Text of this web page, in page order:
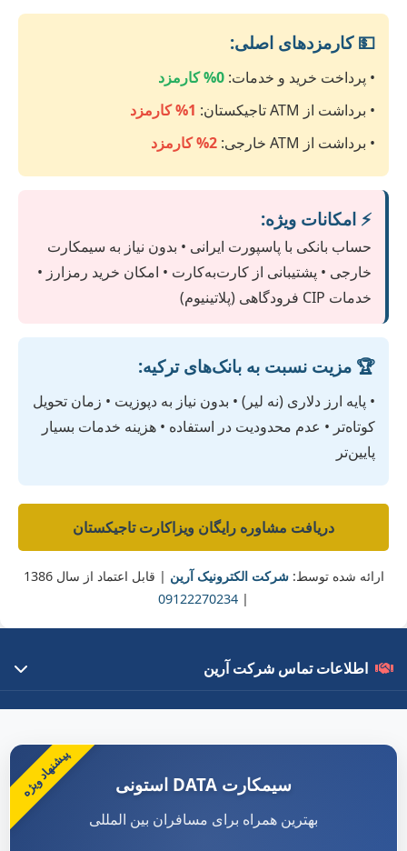
💵 کارمزدهای اصلی:
• پرداخت خرید و خدمات: 0% کارمزد
• برداشت از ATM تاجیکستان:
1% کارمزد
• برداشت از ATM خارجی:
2% کارمزد
⚡ امکانات ویژه:
حساب بانکی با پاسپورت ایرانی • بدون نیاز به سیمکارت
خارجی • پشتیبانی از کارت‌به‌کارت • امکان خرید رمزارز •
خدمات CIP فرودگاهی (پلاتینیوم)
🏆 مزیت نسبت به بانک‌های ترکیه:
• پایه ارز دلاری (نه لیر) • بدون نیاز به دپوزیت • زمان تحویل
کوتاه‌تر • عدم محدودیت در استفاده • هزینه خدمات بسیار
پایین‌تر
دریافت مشاوره رایگان ویزاکارت تاجیکستان
ارائه شده توسط:شرکت الکترونیک آرین
| قابل اعتماد از سال 1386
|
09122270234
اطلاعات تماس شرکت آرین
با ۱۵ سال تجربه در تبادلات مالی بین‌المللی، بهترین خدمات را با قیمت
لینک‌های مهم
پیشنهاد ویژه سیمکارت DATA استونی
بهترین همراه برای مسافران بین المللی